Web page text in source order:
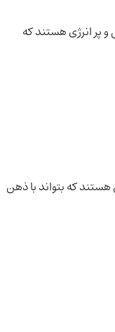
پر انرژی هستند که
که بتواند با ذهن